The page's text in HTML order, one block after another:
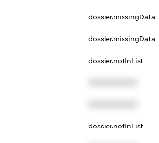
dossier.missingData
dossier.missingData
dossier.notInList
dossier.notInList